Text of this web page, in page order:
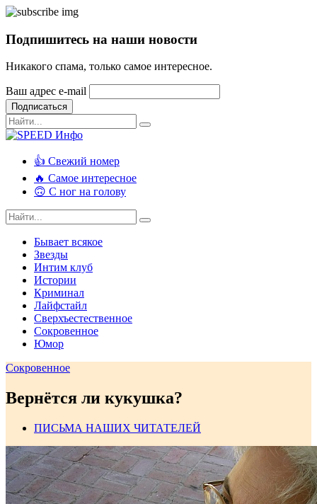
Подпишитесь на наши новости
Никакого спама, только самое интересное.
Ваш адрес e-mail
Подписаться
👍 Свежий номер
🔥 Самое интересное
🙃 С ног на голову
Бывает всякое
Звезды
Интим клуб
Истории
Криминал
Лайфстайл
Сверхъестественное
Сокровенное
Юмор
Сокровенное
Вернётся ли кукушка?
ПИСЬМА НАШИХ ЧИТАТЕЛЕЙ